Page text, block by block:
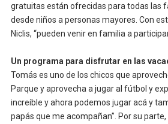
gratuitas están ofrecidas para todas las
desde niños a personas mayores. Con
Niclis, “pueden venir en familia a
Un programa para disfrutar en las
Tomás es uno de los chicos que
Parque y aprovecha a jugar al fútbol y
increíble y ahora podemos jugar acá y
papás que me acompañan”. Por su parte,